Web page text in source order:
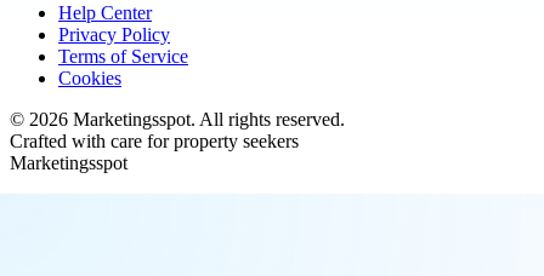
Help Center
Privacy Policy
Terms of Service
Cookies
© 2026 Marketingsspot. All rights reserved.
Crafted with care for property seekers
Marketingsspot